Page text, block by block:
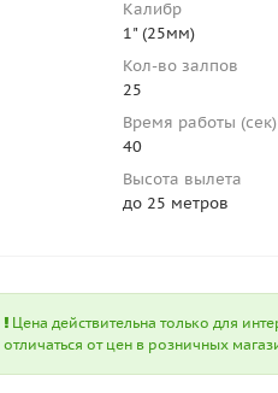
Калибр
1" (25мм)
Кол-во залпов
25
Время работы (сек)
40
Высота вылета
до 25 метров
Цена действительна только для
отличаться от цен в розничных